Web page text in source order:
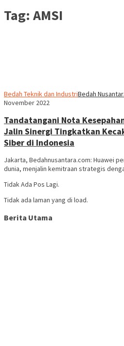
Tag: AMSI
Bedah Teknik dan IndustriBedah
November 2022
Tandatangani Nota
Jalin Sinergi Tingkatkan
Siber di Indonesia
Jakarta, Bedahnusantara.com: Huawei
dunia, menjalin kemitraan strategis
Tidak Ada Pos Lagi.
Tidak ada laman yang di load.
Berita Utama